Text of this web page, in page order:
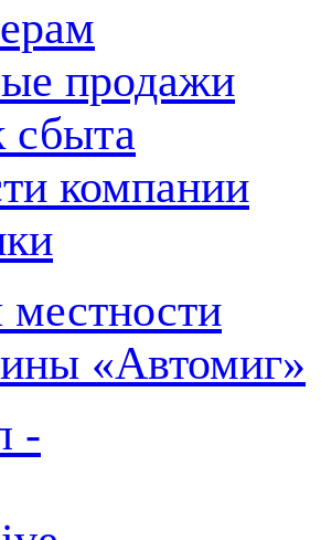
продажи
сбыта
компании
«Автомиг»